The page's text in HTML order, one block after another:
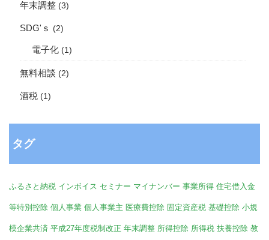
年末調整 (3)
SDG'ｓ (2)
電子化 (1)
無料相談 (2)
酒税 (1)
タグ
ふるさと納税 インボイス セミナー マイナンバー 事業所得 住宅借入金
等特別控除 個人事業 個人事業主 医療費控除 固定資産税 基礎控除 小規
模企業共済 平成27年度税制改正 年末調整 所得控除 所得税 扶養控除 教